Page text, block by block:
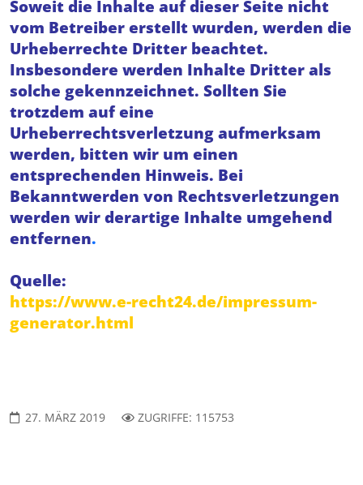
Soweit die Inhalte auf dieser Seite nicht
vom Betreiber erstellt wurden, werden die
Urheberrechte Dritter beachtet.
Insbesondere werden Inhalte Dritter als
solche gekennzeichnet. Sollten Sie
trotzdem auf eine
Urheberrechtsverletzung aufmerksam
werden, bitten wir um einen
entsprechenden Hinweis. Bei
Bekanntwerden von Rechtsverletzungen
werden wir derartige Inhalte umgehend
entfernen.
Quelle:
https://www.e-recht24.de/impressum-
generator.html
27. MÄRZ 2019 ZUGRIFFE: 115753